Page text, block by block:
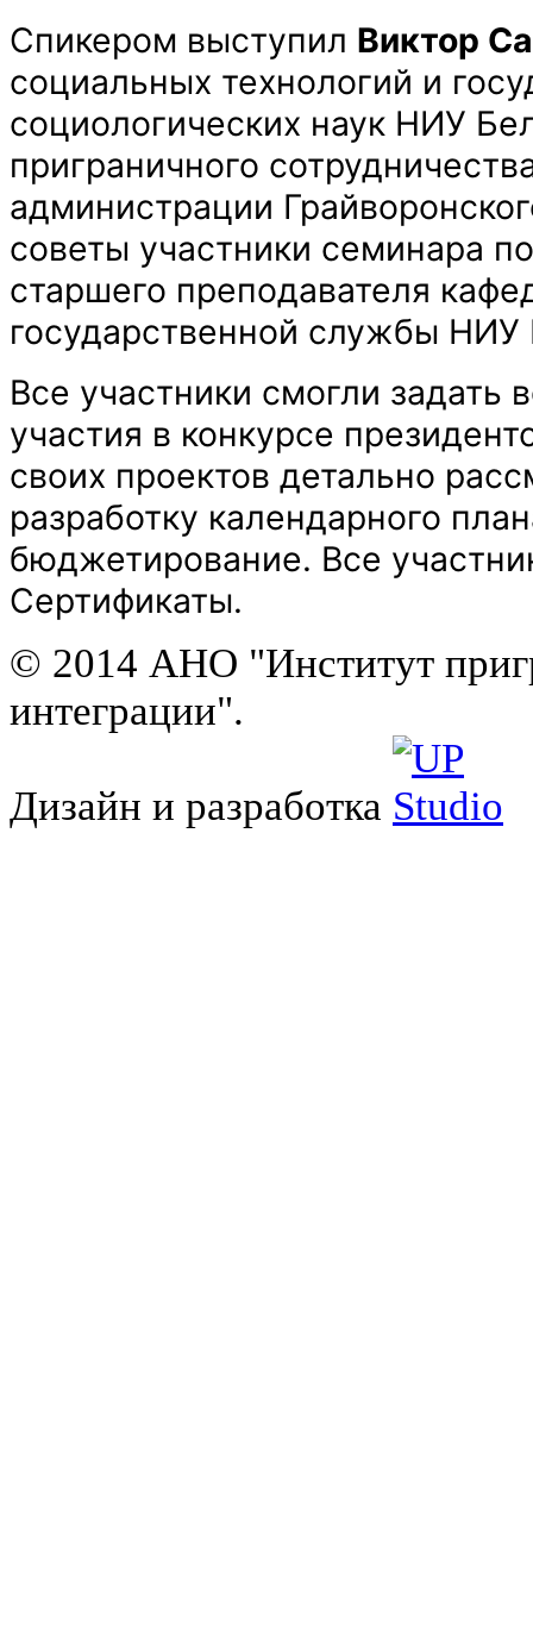
Спикером выступил Виктор
социальных технологий и
социологических наук НИУ
приграничного
администрации
советы участники семинара
старшего преподавателя
государственной службы НИУ
Все участники смогли задать
участия в конкурсе
своих проектов детально
разработку календарного
бюджетирование. Все
Сертификаты.
© 2014 АНО "Институт
интеграции".
Дизайн и разработка